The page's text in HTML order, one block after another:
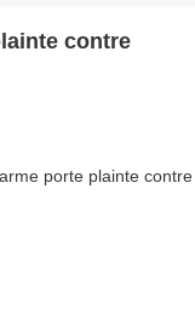
contre